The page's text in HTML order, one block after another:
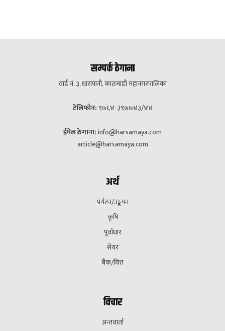
सम्पर्क ठेगाना
वार्ड नं. ३, धारापानी, काठमाडौं महानगरपालिका
टेलिफोन: ९७६४-३९७७४३/४४
ईमेल ठेगाना:info@harsamaya.com
article@harsamaya.com
अर्थ
पर्यटन/उड्डयन
कृषि
पूर्वाधार
सेयर
बैक/वित्त
विचार
अन्तवार्ता